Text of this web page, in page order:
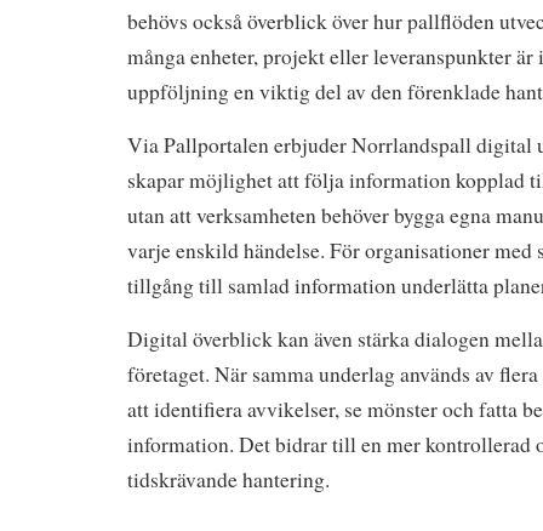
behövs också överblick över hur pallflöden
många enheter, projekt eller leveranspunkter
uppföljning en viktig del av den förenklade
Via Pallportalen erbjuder Norrlandspall digital
skapar möjlighet att följa information kopplad
utan att verksamheten behöver bygga egna
varje enskild händelse. För organisationer med
tillgång till samlad information underlätta
Digital överblick kan även stärka dialogen
företaget. När samma underlag används av
att identifiera avvikelser, se mönster och fatta
information. Det bidrar till en mer kontrollerad
tidskrävande hantering.